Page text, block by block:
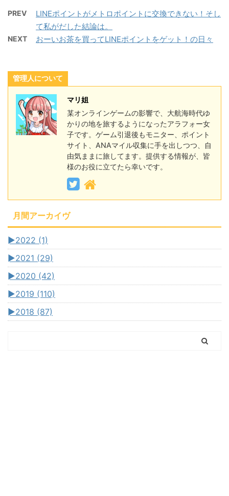
PREV
LINEポイントがメトロポイントに交換できない！そし
て私がだした結論は。
NEXT おーいお茶を買ってLINEポイントをゲット！の日々
管理人について
マリ姐
某オンラインゲームの影響で、大航海時代ゆ
かりの地を旅するようになったアラフォー女
子です。ゲーム引退後もモニター、ポイント
サイト、ANAマイル収集に手を出しつつ、自
由気ままに旅してます。提供する情報が、皆
様のお役に立てたら幸いです。
月間アーカイヴ
►2022 (1)
►2021 (29)
►2020 (42)
►2019 (110)
►2018 (87)